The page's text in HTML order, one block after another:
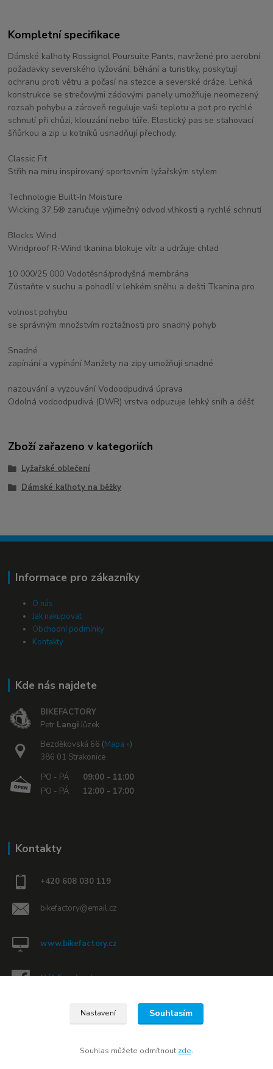
Kompletní specifikace
Dámské kalhoty Rossignol Poursuite Pants, navržené pro aerobní
požadavky severského lyžování, běhání a turistiky, poskytují
ochranu proti větru a počasí na stezce a severské dráze. Lehká
konstrukce se strečovými zádovými panely umožňuje neomezený
rozsah pohybu a zároveň reguluje vaši teplotu a pot pro rychlé
schnutí při chůzi, klouzání nebo túře. Elastický pas se stahovací
šňůrkou a zip u kotníků usnadňují přechody.
Classic Fit
Střih na míru inspirovaný sportovním lyžařským stylem
Technologie Built-In Moisture
Wicking 37.5® zaručuje výjimečný odvod vlhkosti a rychlé schnutí
Blocks Wind
Windproof R-Wind tkanina blokuje vítr a udržuje chlad
10 000/25 000 Vodotěsná/prodyšná membrána
Zůstaňte v suchu a pohodlí v lehkém sněhu a dešti Tkanina pro
volnost pohybu
se správným množstvím roztažnosti pro snadný pohyb
Snadné
zapínání a vypínání Manžety na zipy umožňují snadné
nazouvání a vyzouvání Vodoodpudivá úprava
Odolná vodoodpudivá (DWR) vrstva odpuzuje lehký sníh a déšť
Zboží zařazeno v kategoriích
Lyžařské oblečení
Dámské kalhoty na běžky
Informace pro zákazníky
O nás
Jak nakupovat
Obchodní podmínky
Kontakty
Kde nás najdete
BIKEFACTORY
Petr LangiJůzek
Bezděkovská 66 (Mapa »)
386 01 Strakonice
PO - PÁ
09:00 - 11:00
PO - PÁ
12:00 - 17:00
Kontakty
+420 608 030 119
bikefactory@email.cz
www.bikefactory.cz
Náš Facebook »
Nastavení Souhlasím
Souhlas můžete odmítnout zde.